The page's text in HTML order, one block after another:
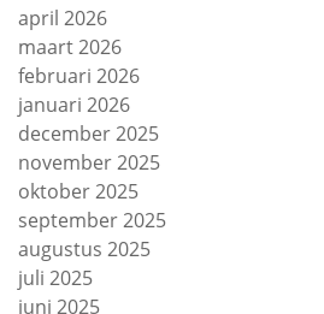
april 2026
maart 2026
februari 2026
januari 2026
december 2025
november 2025
oktober 2025
september 2025
augustus 2025
juli 2025
juni 2025